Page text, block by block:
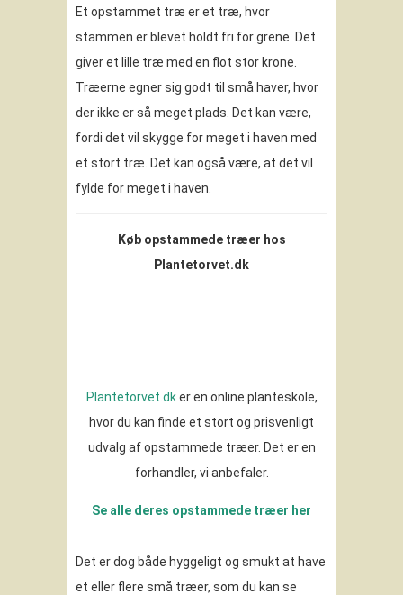
Et opstammet træ er et træ, hvor
stammen er blevet holdt fri for grene. Det
giver et lille træ med en flot stor krone.
Træerne egner sig godt til små haver, hvor
der ikke er så meget plads. Det kan være,
fordi det vil skygge for meget i haven med
et stort træ. Det kan også være, at det vil
fylde for meget i haven.
Køb opstammede træer hos
Plantetorvet.dk
Plantetorvet.dker en online planteskole,
hvor du kan finde et stort og prisvenligt
udvalg af opstammede træer. Det er en
forhandler, vi anbefaler.
Se alle deres opstammede træer her
Det er dog både hyggeligt og smukt at have
et eller flere små træer, som du kan se